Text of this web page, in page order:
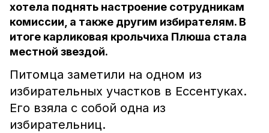
хотела поднять настроение сотрудникам
комиссии, а также другим избирателям. В
итоге карликовая крольчиха Плюша стала
местной звездой.
Питомца заметили на одном из
избирательных участков в Ессентуках.
Его взяла с собой одна из
избирательниц.